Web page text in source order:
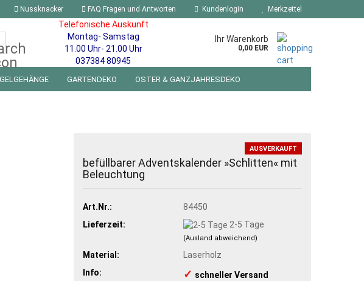
Nussknacker FAQ Fragen und Antworten Kundenlogin Merkzettel
Telefonische Auskunft
Montag- Samstag
11.00 Uhr- 21.00 Uhr
037384 80945
Ihr Warenkorb
0,00 EUR
GARTENDEKO OSTER & GANZJAHRESDEKO
AUSVERKAUFT
befüllbarer Adventskalender »Schlitten« mit
Beleuchtung
Art.Nr.:
84450
Lieferzeit:
2-5 Tage
(Ausland abweichend)
Material:
Laserholz
Info:
✓ ​schneller Versand